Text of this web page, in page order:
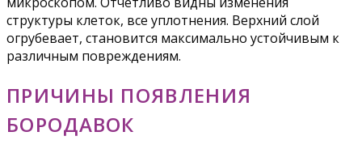
структуры клеток, все уплотнения. Верхний слой
огрубевает, становится максимально устойчивым к
различным повреждениям.
ПРИЧИНЫ ПОЯВЛЕНИЯ
БОРОДАВОК